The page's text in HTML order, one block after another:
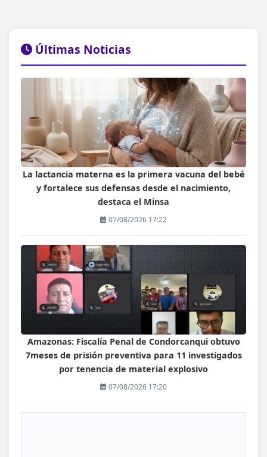
Últimas Noticias
La lactancia materna es la primera vacuna del bebé
y fortalece sus defensas desde el nacimiento,
destaca el Minsa
07/08/2026 17:22
Amazonas: Fiscalía Penal de Condorcanqui obtuvo
7meses de prisión preventiva para 11 investigados
por tenencia de material explosivo
07/08/2026 17:20